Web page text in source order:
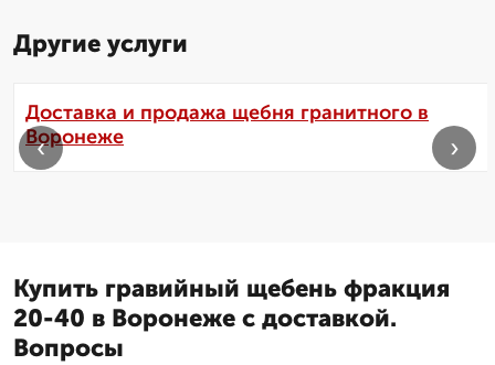
Другие услуги
Доставка и продажа щебня гранитного в
Воронеже
‹ ›
Купить гравийный щебень фракция
20-40 в Воронеже с доставкой.
Вопросы